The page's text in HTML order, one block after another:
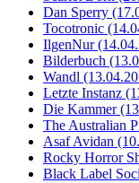
Dan Sperry
Tocotronic
IlgenNur
Bilderbuch
Wandl
Letzte Instanz
Die Kammer
The Australian
Asaf Avidan
Rocky Horror
Black Label